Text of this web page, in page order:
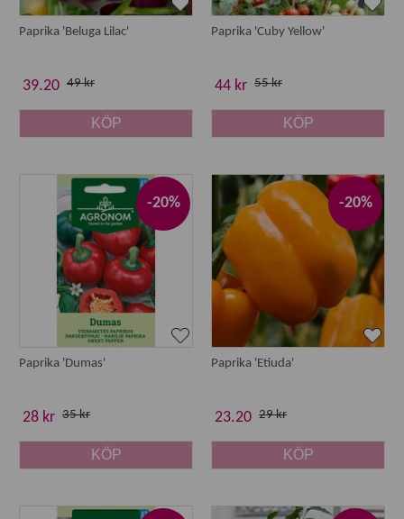
Paprika 'Beluga Lilac'
39.20 49 kr
KÖP
Paprika 'Cuby Yellow'
44 kr 55 kr
KÖP
-20%
Paprika 'Dumas'
28 kr 35 kr
KÖP
-20%
Paprika 'Etiuda'
23.20 29 kr
KÖP